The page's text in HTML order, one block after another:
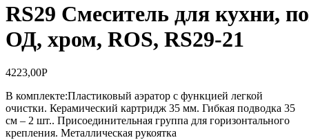
RS29 Смеситель для кухни,
ОД, хром, ROS, RS29-21
4223,00Р
В комплекте:Пластиковый аэратор с функцией легкой
очистки. Керамический картридж 35 мм. Гибкая подводка 35
см – 2 шт.. Присоединительная группа для горизонтального
крепления. Металлическая рукоятка